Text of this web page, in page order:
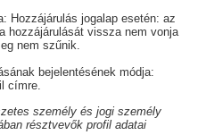
Hozzájárulás jogalap esetén: az
hozzájárulását vissza nem vonja
nem szűnik.
bejelentésének módja:
címre.
személy és jogi személy
résztvevők profil adatai